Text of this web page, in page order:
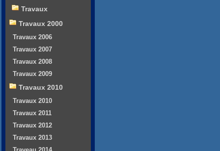
Travaux
Travaux 2000
Travaux 2006
Travaux 2007
Travaux 2008
Travaux 2009
Travaux 2010
Travaux 2010
Travaux 2011
Travaux 2012
Travaux 2013